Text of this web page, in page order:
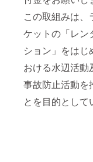
この取組みは、
ケットの「レン
ション」をはじ
おける水辺活動
事故防止活動を
とを目的として